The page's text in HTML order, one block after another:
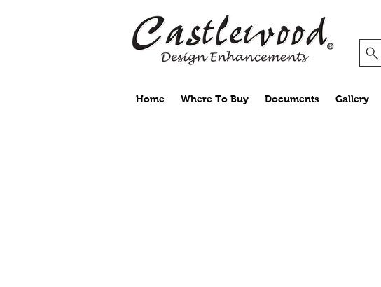
Home Where To Buy Documents Gallery